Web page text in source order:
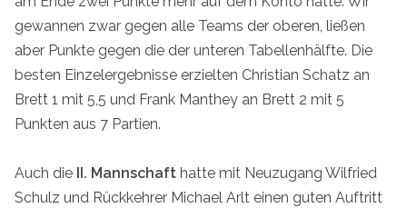
gewannen zwar gegen alle Teams der oberen, ließen
aber Punkte gegen die der unteren Tabellenhälfte. Die
besten Einzelergebnisse erzielten Christian Schatz an
Brett 1 mit 5,5 und Frank Manthey an Brett 2 mit 5
Punkten aus 7 Partien.
Auch die II. Mannschaft hatte mit Neuzugang Wilfried
Schulz und Rückkehrer Michael Arlt einen guten Auftritt